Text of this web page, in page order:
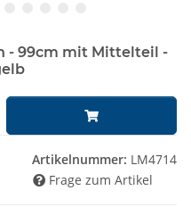
- 99cm mit Mittelteil -
Artikelnummer: LM4714
Frage zum Artikel